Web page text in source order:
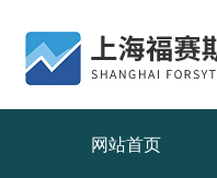
网站首页